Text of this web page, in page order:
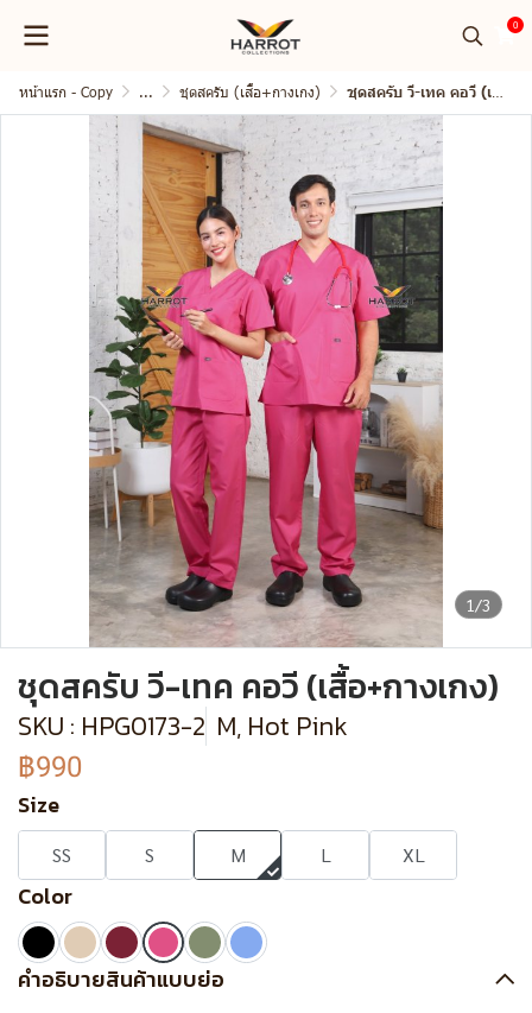
0
หน้าแรก - Copy ... ชุดสครับ (เสื้อ+กางเกง) ชุดสครับ วี-เทค คอวี (เสื้อ+กางเกง)
1/3
ชุดสครับ วี-เทค คอวี (เสื้อ+กางเกง)
SKU : HPG0173-2 M, Hot Pink
฿990
Size
SS S M L XL
Color
คำอธิบายสินค้าแบบย่อ